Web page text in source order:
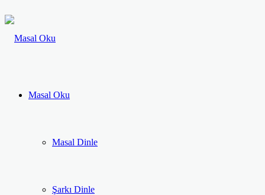
Masal Oku
Masal Dinle
Şarkı Dinle